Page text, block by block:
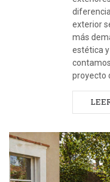
exterior
más
estética
proyecto